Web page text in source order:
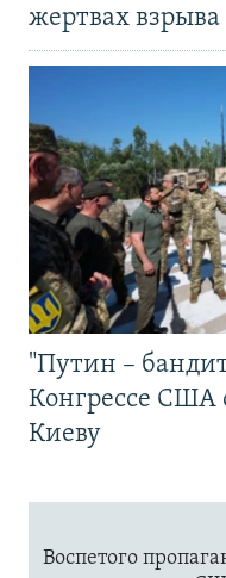
жертвах взрыва
"Путин –
Конгрессе США
Киеву